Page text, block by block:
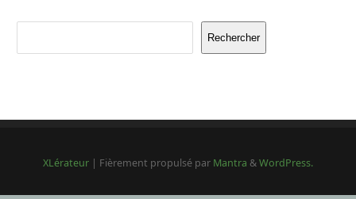
Rechercher
XLérateur | Fièrement propulsé par Mantra &WordPress.